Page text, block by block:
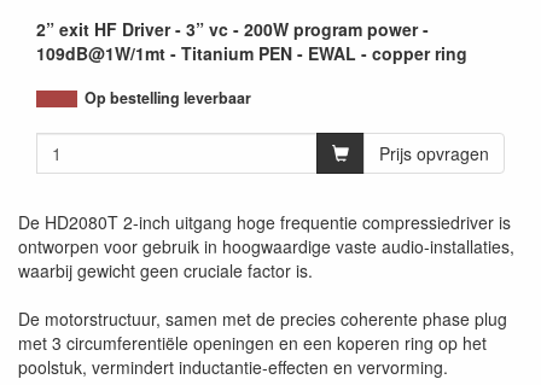
2” exit HF Driver - 3” vc - 200W program power -
109dB@1W/1mt - Titanium PEN - EWAL - copper ring
Op bestelling leverbaar
Prijs opvragen
De HD2080T 2-inch uitgang hoge frequentie compressiedriver is
ontworpen voor gebruik in hoogwaardige vaste audio-installaties,
waarbij gewicht geen cruciale factor is.
De motorstructuur, samen met de precies coherente phase plug
met 3 circumferentiële openingen en een koperen ring op het
poolstuk, vermindert inductantie-effecten en vervorming.